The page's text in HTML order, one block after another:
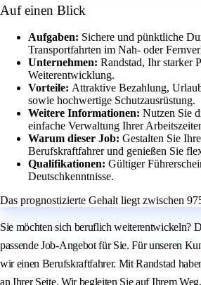
Auf einen Blick
Aufgaben: Sichere und pünktliche
Transportfahrten im Nah- oder
Unternehmen: Randstad, Ihr starker
Weiterentwicklung.
Vorteile: Attraktive Bezahlung,
sowie hochwertige Schutzausrüstung.
Weitere Informationen: Nutzen Sie
einfache Verwaltung Ihrer
Warum dieser Job: Gestalten Sie
Berufskraftfahrer und genießen Sie
Qualifikationen: Gültiger
Deutschkenntnisse.
Das prognostizierte Gehalt liegt zwischen
Sie möchten sich beruflich weiterentwickeln?
passende Job-Angebot für Sie. Für unseren
wir einen Berufskraftfahrer. Mit Randstad
an Ihrer Seite. Wir begleiten Sie auf Ihrem